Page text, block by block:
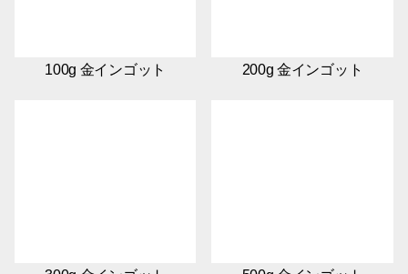
100g 金インゴット 200g 金インゴット